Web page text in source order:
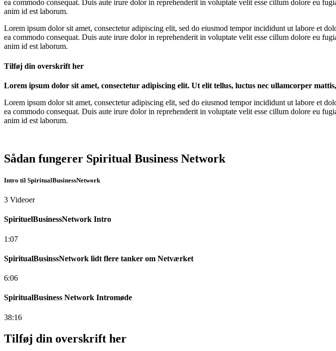
ea commodo consequat. Duis aute irure dolor in reprehenderit in voluptate velit esse cillum dolore eu
anim id est laborum.
Lorem ipsum dolor sit amet, consectetur adipiscing elit, sed do eiusmod tempor incididunt ut labore et
ea commodo consequat. Duis aute irure dolor in reprehenderit in voluptate velit esse cillum dolore eu
anim id est laborum.
Tilføj din overskrift her
Lorem ipsum dolor sit amet, consectetur adipiscing elit. Ut elit tellus, luctus nec ullamcorper
Lorem ipsum dolor sit amet, consectetur adipiscing elit, sed do eiusmod tempor incididunt ut labore et
ea commodo consequat. Duis aute irure dolor in reprehenderit in voluptate velit esse cillum dolore eu
anim id est laborum.
Sådan fungerer Spiritual Business Network
Intro til SpiritualBusinessNetwork
3 Videoer
SpirituelBusinessNetwork Intro
1:07
SpiritualBusinssNetwork lidt flere tanker om Netværket
6:06
SpiritualBusiness Network Intromøde
38:16
Tilføj din overskrift her